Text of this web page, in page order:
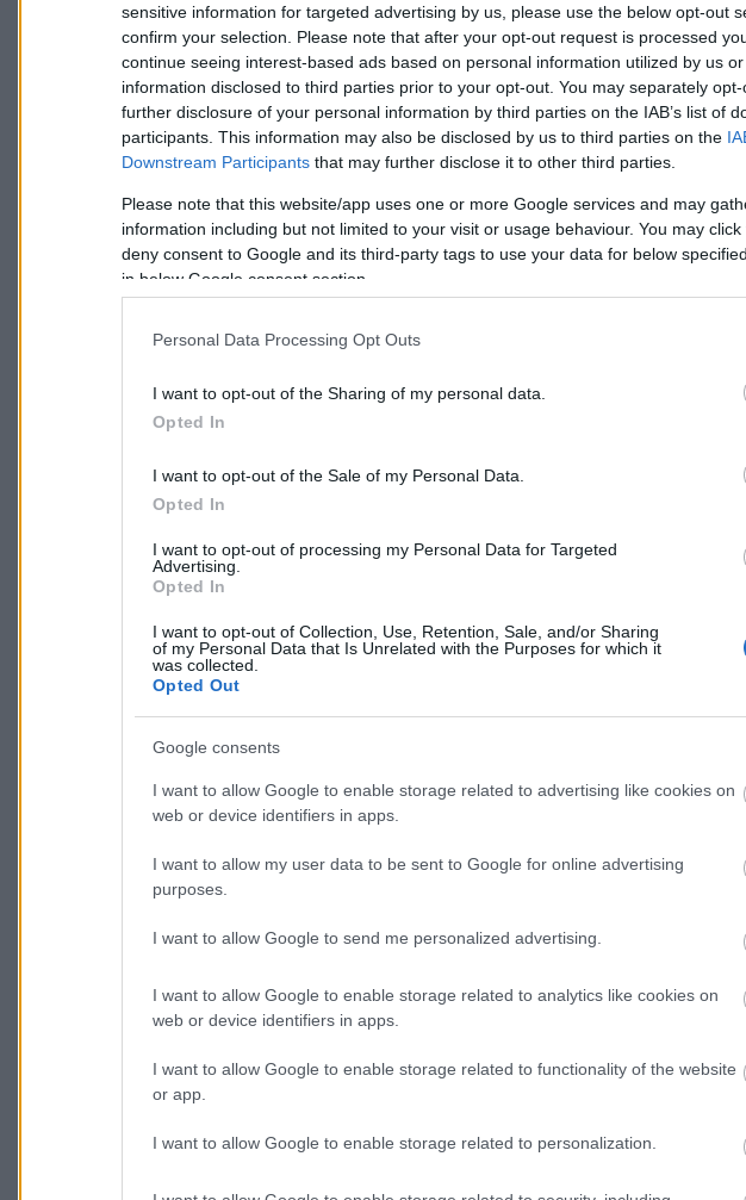
sensitive information for targeted advertising by us, please use the below opt-out
confirm your selection. Please note that after your opt-out request is processed
continue seeing interest-based ads based on personal information utilized by us
information disclosed to third parties prior to your opt-out. You may separately
further disclosure of your personal information by third parties on the IAB’s list of
participants. This information may also be disclosed by us to third parties on the
Downstream Participants that may further disclose it to other third parties.
Please note that this website/app uses one or more Google services and may
information including but not limited to your visit or usage behaviour. You may
deny consent to Google and its third-party tags to use your data for below
in below Google consent section.
Personal Data Processing Opt Outs
I want to opt-out of the Sharing of my personal data.
Opted In
I want to opt-out of the Sale of my Personal Data.
Opted In
I want to opt-out of processing my Personal Data for Targeted
Advertising.
Opted In
I want to opt-out of Collection, Use, Retention, Sale, and/or Sharing
of my Personal Data that Is Unrelated with the Purposes for which it
was collected.
Opted Out
Google consents
I want to allow Google to enable storage related to advertising like cookies on
web or device identifiers in apps.
I want to allow my user data to be sent to Google for online advertising
purposes.
I want to allow Google to send me personalized advertising.
I want to allow Google to enable storage related to analytics like cookies on
web or device identifiers in apps.
I want to allow Google to enable storage related to functionality of the website
or app.
I want to allow Google to enable storage related to personalization.